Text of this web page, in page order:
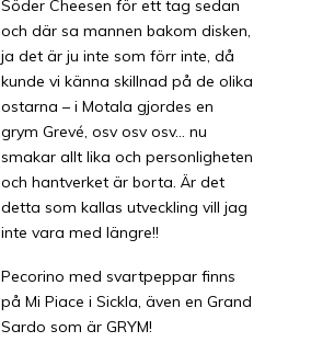
Söder Cheesen för ett tag sedan
och där sa mannen bakom disken,
ja det är ju inte som förr inte, då
kunde vi känna skillnad på de olika
ostarna – i Motala gjordes en
grym Grevé, osv osv osv… nu
smakar allt lika och personligheten
och hantverket är borta. Är det
detta som kallas utveckling vill jag
inte vara med längre!!
Pecorino med svartpeppar finns
på Mi Piace i Sickla, även en Grand
Sardo som är GRYM!